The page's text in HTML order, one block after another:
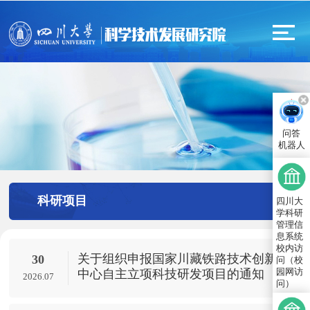
科研项目
30
2026.07
关于组织申报国家川藏铁路技术创新
中心自主立项科技研发项目的通知
问答
机器人
四川大
学科研
管理信
息系统
校内访
问（校
园网访
问）